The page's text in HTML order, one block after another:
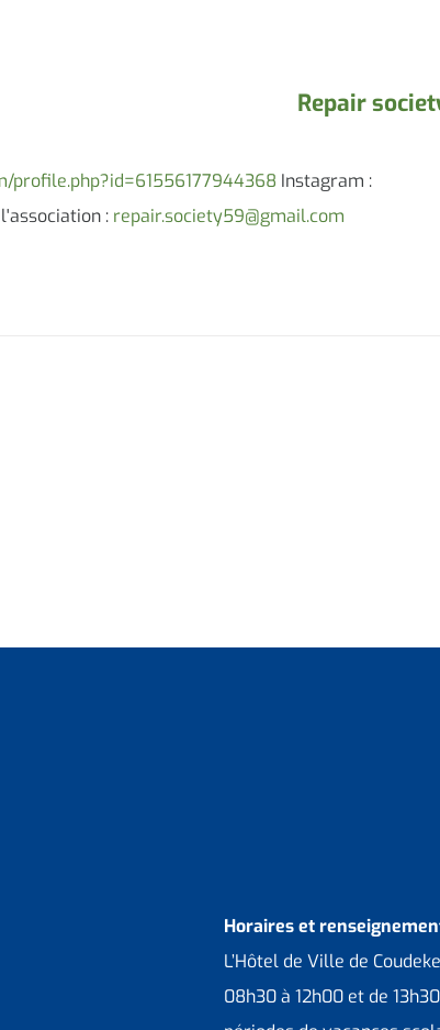
Repair
profile.php?id=61556177944368 Instagram :
: repair.society59@gmail.com
Horaires et
L’Hôtel de Ville de
08h30 à 12h00 et de